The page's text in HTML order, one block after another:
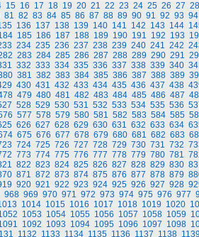
15 16 17 18 19 20 21 22 23 24 25 26 27 28
81 82 83 84 85 86 87 88 89 90 91 92 93 94
136 137 138 139 140 141 142 143 144
185 186 187 188 189 190 191 192 193
234 235 236 237 238 239 240 241 242
283 284 285 286 287 288 289 290 291
332 333 334 335 336 337 338 339 340
381 382 383 384 385 386 387 388 389
430 431 432 433 434 435 436 437 438
479 480 481 482 483 484 485 486 487
528 529 530 531 532 533 534 535 536
577 578 579 580 581 582 583 584 585
626 627 628 629 630 631 632 633 634
675 676 677 678 679 680 681 682 683
724 725 726 727 728 729 730 731 732
773 774 775 776 777 778 779 780 781
822 823 824 825 826 827 828 829 830
871 872 873 874 875 876 877 878 879
920 921 922 923 924 925 926 927 928
968 969 970 971 972 973 974 975 976 977
1014 1015 1016 1017 1018 1019 1020
1053 1054 1055 1056 1057 1058 1059
1092 1093 1094 1095 1096 1097 1098
1132 1133 1134 1135 1136 1137 1138 1139